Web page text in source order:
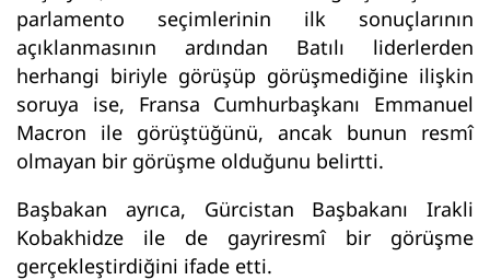
parlamento seçimlerinin ilk sonuçlarının
açıklanmasının ardından Batılı liderlerden
herhangi biriyle görüşüp görüşmediğine ilişkin
soruya ise, Fransa Cumhurbaşkanı Emmanuel
Macron ile görüştüğünü, ancak bunun resmî
olmayan bir görüşme olduğunu belirtti.
Başbakan ayrıca, Gürcistan Başbakanı Irakli
Kobakhidze ile de gayriresmî bir görüşme
gerçekleştirdiğini ifade etti.